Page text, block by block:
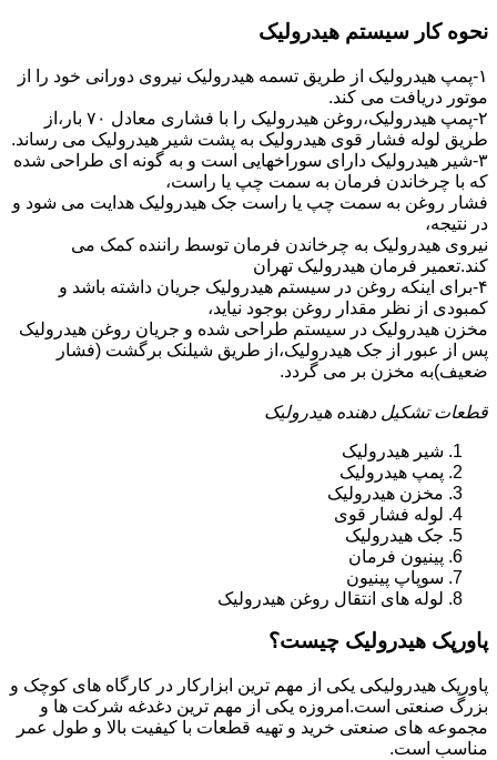
نحوه کار سیستم هیدرولیک
۱-پمپ هیدرولیک از طریق تسمه هیدرولیک نیروی دورانی خود را از
موتور دریافت می کند.
۲-پمپ هیدرولیک،روغن هیدرولیک را با فشاری معادل ۷۰ بار،از
طریق لوله فشار قوی هیدرولیک به پشت شیر هیدرولیک می رساند.
۳-شیر هیدرولیک دارای سوراخهایی است و به گونه ای طراحی شده
که با چرخاندن فرمان به سمت چپ یا راست،
فشار روغن به سمت چپ یا راست جک هیدرولیک هدایت می شود و
در نتیجه،
نیروی هیدرولیک به چرخاندن فرمان توسط راننده کمک می
کند.تعمیر فرمان هیدرولیک تهران
۴-برای اینکه روغن در سیستم هیدرولیک جریان داشته باشد و
کمبودی از نظر مقدار روغن بوجود نیاید،
مخزن هیدرولیک در سیستم طراحی شده و جریان روغن هیدرولیک
پس از عبور از جک هیدرولیک،از طریق شیلنک برگشت (فشار
ضعیف)به مخزن بر می گردد.
قطعات تشکیل دهنده هیدرولیک
شیر هیدرولیک
پمپ هیدرولیک
مخزن هیدرولیک
لوله فشار قوی
جک هیدرولیک
پینیون فرمان
سوپاپ پینیون
لوله های انتقال روغن هیدرولیک
پاورپک هیدرولیک چیست؟
پاورپک هیدرولیکی یکی از مهم ترین ابزارکار در کارگاه های کوچک و
بزرگ صنعتی است.امروزه یکی از مهم ترین دغدغه شرکت ها و
مجموعه های صنعتی خرید و تهیه قطعات با کیفیت بالا و طول عمر
مناسب است.